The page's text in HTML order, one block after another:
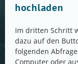
hochladen
Im dritten Schritt
dazu auf den
folgenden
Computer oder